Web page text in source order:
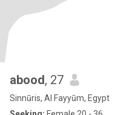
abood, 27
Sinnūris, Al Fayyūm, Egypt